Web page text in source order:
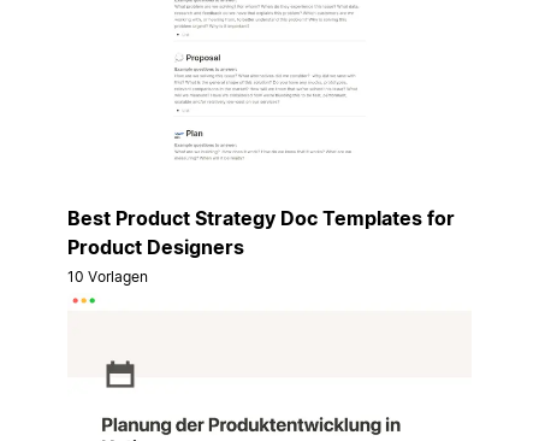
Best Product Strategy Doc Templates for
Product Designers
10 Vorlagen